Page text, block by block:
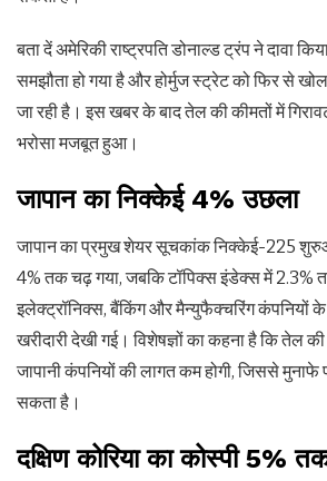
बता दें अमेरिकी राष्ट्रपति डोनाल्ड ट्रंप ने दावा
समझौता हो गया है और होर्मुज स्ट्रेट को फिर से
जा रही है। इस खबर के बाद तेल की कीमतों में
भरोसा मजबूत हुआ।
जापान का निक्केई 4% उछला
जापान का प्रमुख शेयर सूचकांक निक्केई-225
4% तक चढ़ गया, जबकि टॉपिक्स इंडेक्स में 2.3%
इलेक्ट्रॉनिक्स, बैंकिंग और मैन्युफैक्चरिंग कंपनियों के
खरीदारी देखी गई। विशेषज्ञों का कहना है कि तेल
जापानी कंपनियों की लागत कम होगी, जिससे
सकता है।
दक्षिण कोरिया का कोस्पी 5%